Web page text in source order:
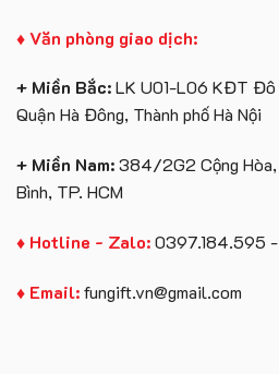
♦ Văn phòng giao dịch:
+ Miền Bắc:LK U01-L06 KĐT Đô
Quận Hà Đông, Thành phố Hà Nội
+ Miền Nam:384/2G2 Cộng Hòa,
Bình, TP. HCM
♦ Hotline - Zalo:0397.184.595
♦ Email:fungift.vn@gmail.com